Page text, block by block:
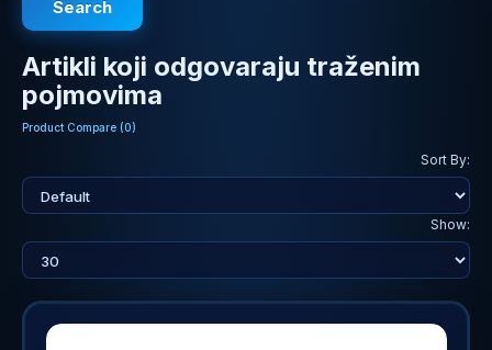
Artikli koji odgovaraju traženim
pojmovima
Product Compare (0)
Sort By:
Show: